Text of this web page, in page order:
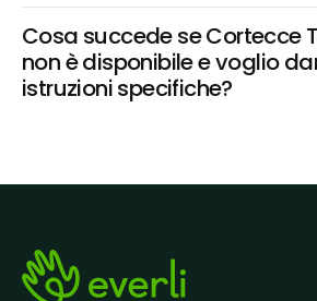
Cosa succede se Cortecce
non è disponibile e voglio
istruzioni specifiche?